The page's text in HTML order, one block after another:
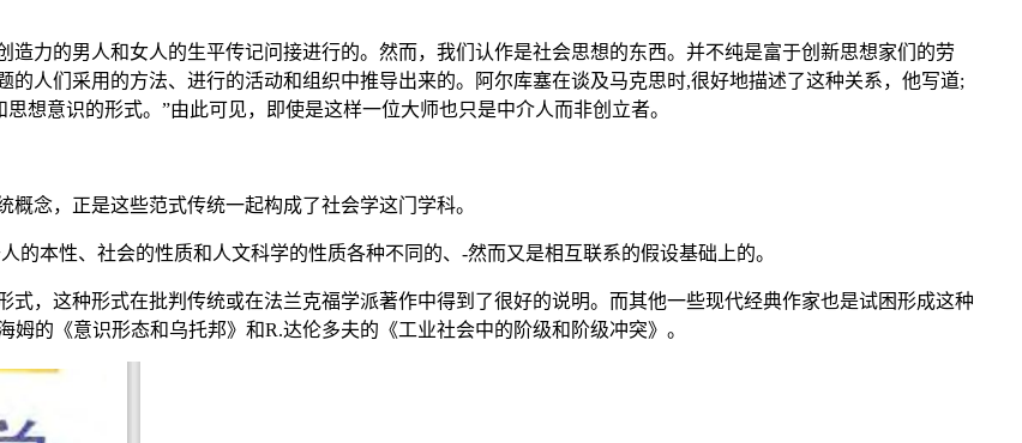
力的男人和女人的生平传记问接进行的。然而，我们认作是社会思想的东西。并不纯是富于创新思想家们的劳
人们采用的方法、进行的活动和组织中推导出来的。阿尔库塞在谈及马克思时,很好地描述了这种关系，他写道;
想意识的形式。”由此可见，即使是这样一位大师也只是中介人而非创立者。
念，正是这些范式传统一起构成了社会学这门学科。
本性、社会的性质和人文科学的性质各种不同的、-然而又是相互联系的假设基础上的。
，这种形式在批判传统或在法兰克福学派著作中得到了很好的说明。而其他一些现代经典作家也是试困形成这种
的《意识形态和乌托邦》和R.达伦多夫的《工业社会中的阶级和阶级冲突》。